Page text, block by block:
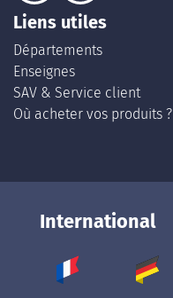
Liens utiles
Départements
Enseignes
SAV & Service client
Où acheter vos produits ?
International